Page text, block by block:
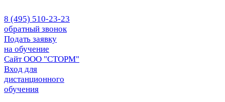
8 (495) 510-23-23
обратный звонок
Подать заявку
на обучение
Сайт ООО "СТОРМ"
Вход для
дистанционного
обучения